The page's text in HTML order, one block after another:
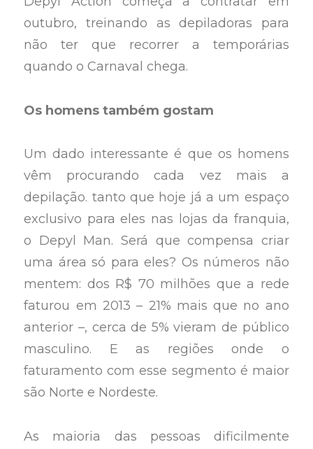
outubro, treinando as depiladoras para
não ter que recorrer a temporárias
quando o Carnaval chega.
Os homens também gostam
Um dado interessante é que os homens
vêm procurando cada vez mais a
depilação. tanto que hoje já a um espaço
exclusivo para eles nas lojas da franquia,
o Depyl Man. Será que compensa criar
uma área só para eles? Os números não
mentem: dos R$ 70 milhões que a rede
faturou em 2013 – 21% mais que no ano
anterior –, cerca de 5% vieram de público
masculino. E as regiões onde o
faturamento com esse segmento é maior
são Norte e Nordeste.
As maioria das pessoas dificilmente